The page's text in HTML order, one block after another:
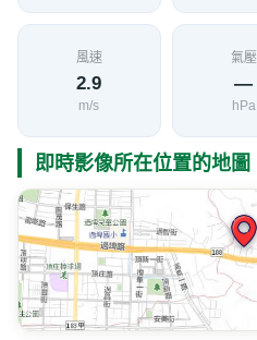
風速
2.9
m/s
氣壓
—
hPa
即時影像所在位置的地圖